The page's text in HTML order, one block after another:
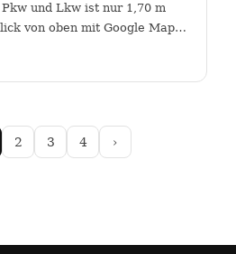
und Lkw ist nur 1,70 m
von oben mit Google Maps
2 3 4 ›